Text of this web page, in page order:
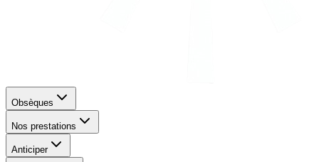
Obsèques
Nos prestations
Anticiper